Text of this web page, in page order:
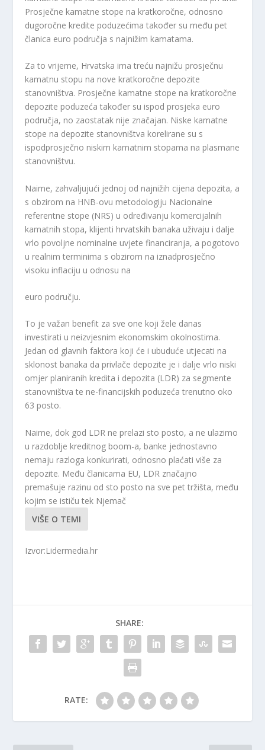
Prosječne kamatne stope na kratkoročne, odnosno
dugoročne kredite poduzećima također su među pet
članica euro područja s najnižim kamatama.
Za to vrijeme, Hrvatska ima treću najnižu prosječnu
kamatnu stopu na nove kratkoročne depozite
stanovništva. Prosječne kamatne stope na kratkoročne
depozite poduzeća također su ispod prosjeka euro
područja, no zaostatak nije značajan. Niske kamatne
stope na depozite stanovništva korelirane su s
ispodprosječno niskim kamatnim stopama na plasmane
stanovništvu.
Naime, zahvaljujući jednoj od najnižih cijena depozita, a
s obzirom na HNB-ovu metodologiju Nacionalne
referentne stope (NRS) u određivanju komercijalnih
kamatnih stopa, klijenti hrvatskih banaka uživaju i dalje
vrlo povoljne nominalne uvjete financiranja, a pogotovo
u realnim terminima s obzirom na iznadprosječno
visoku inflaciju u odnosu na
euro području.
To je važan benefit za sve one koji žele danas
investirati u neizvjesnim ekonomskim okolnostima.
Jedan od glavnih faktora koji će i ubuduće utjecati na
sklonost banaka da privlače depozite je i dalje vrlo niski
omjer planiranih kredita i depozita (LDR) za segmente
stanovništva te ne-financijskih poduzeća trenutno oko
63 posto.
Naime, dok god LDR ne prelazi sto posto, a ne ulazimo
u razdoblje kreditnog boom-a, banke jednostavno
nemaju razloga konkurirati, odnosno plaćati više za
depozite. Među članicama EU, LDR značajno
premašuje razinu od sto posto na sve pet tržišta, među
kojim se ističu tek Njemač
VIŠE O TEMI
Izvor:Lidermedia.hr
SHARE:
RATE: